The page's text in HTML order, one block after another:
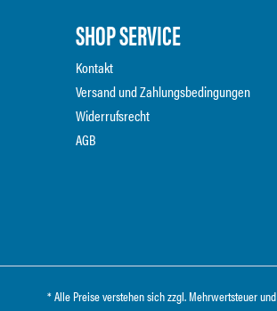
SHOP SERVICE
Kontakt
Versand und Zahlungsbedingungen
Widerrufsrecht
AGB
* Alle Preise verstehen sich zzgl. Mehrwertsteuer und